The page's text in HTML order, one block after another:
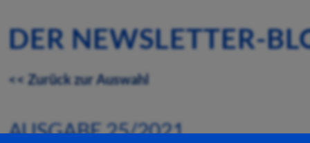
DER NEWSLETTER-
<< Zurück zur Auswahl
AUSGABE 25/2021